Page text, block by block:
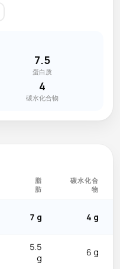
7.5
蛋白质
4
碳水化合物
脂
肪
碳水化合
物
7 g 4 g
5.5
g
6 g